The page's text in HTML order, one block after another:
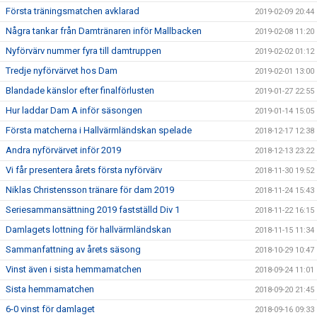
Första träningsmatchen avklarad 2019-02-09 20:44
Några tankar från Damtränaren inför Mallbacken 2019-02-08 11:20
Nyförvärv nummer fyra till damtruppen 2019-02-02 01:12
Tredje nyförvärvet hos Dam 2019-02-01 13:00
Blandade känslor efter finalförlusten 2019-01-27 22:55
Hur laddar Dam A inför säsongen 2019-01-14 15:05
Första matcherna i Hallvärmländskan spelade 2018-12-17 12:38
Andra nyförvärvet inför 2019 2018-12-13 23:22
Vi får presentera årets första nyförvärv 2018-11-30 19:52
Niklas Christensson tränare för dam 2019 2018-11-24 15:43
Seriesammansättning 2019 fastställd Div 1 2018-11-22 16:15
Damlagets lottning för hallvärmländskan 2018-11-15 11:34
Sammanfattning av årets säsong 2018-10-29 10:47
Vinst även i sista hemmamatchen 2018-09-24 11:01
Sista hemmamatchen 2018-09-20 21:45
6-0 vinst för damlaget 2018-09-16 09:33